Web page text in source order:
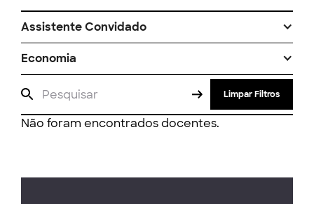
Assistente Convidado
Economia
Limpar Filtros
Não foram encontrados docentes.